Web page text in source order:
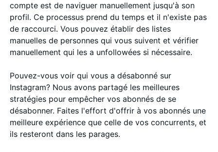
compte est de naviguer manuellement jusqu'à son
profil. Ce processus prend du temps et il n'existe pas
de raccourci. Vous pouvez établir des listes
manuelles de personnes qui vous suivent et vérifier
manuellement qui les a unfollowées si nécessaire.
Pouvez-vous voir qui vous a désabonné sur
Instagram? Nous avons partagé les meilleures
stratégies pour empêcher vos abonnés de se
désabonner. Faites l'effort d'offrir à vos abonnés une
meilleure expérience que celle de vos concurrents, et
ils resteront dans les parages.